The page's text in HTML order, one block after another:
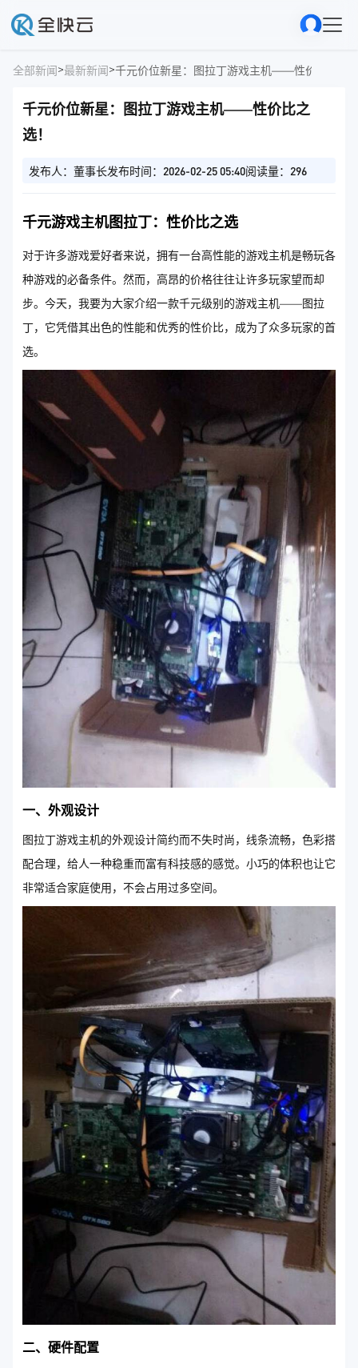
全部新闻>最新新闻>千元价位新星：图拉丁游戏主机——性价比之选
千元价位新星：图拉丁游戏主机——性价比之
选！
发布人：董事长发布时间：2026-02-25 05:40阅读量：296
千元游戏主机图拉丁：性价比之选
对于许多游戏爱好者来说，拥有一台高性能的游戏主机是畅玩各
种游戏的必备条件。然而，高昂的价格往往让许多玩家望而却
步。今天，我要为大家介绍一款千元级别的游戏主机——图拉
丁，它凭借其出色的性能和优秀的性价比，成为了众多玩家的首
选。
一、外观设计
图拉丁游戏主机的外观设计简约而不失时尚，线条流畅，色彩搭
配合理，给人一种稳重而富有科技感的感觉。小巧的体积也让它
非常适合家庭使用，不会占用过多空间。
二、硬件配置